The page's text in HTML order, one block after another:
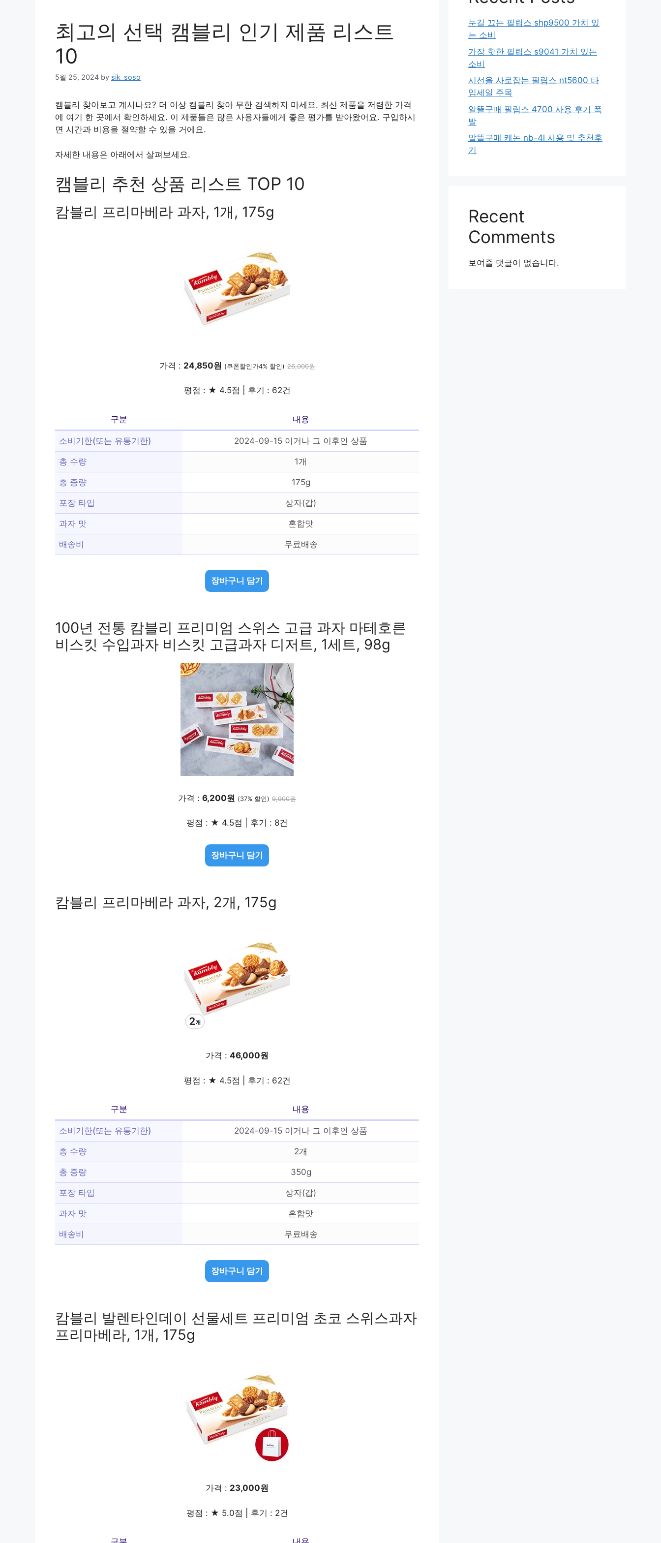
최고의 선택 캠블리 인기 제품 리스트
10
5월 25, 2024 by sik_soso
캠블리 찾아보고 계시나요? 더 이상 캠블리 찾아 무한 검색하지 마세요. 최신 제품을 저렴한 가격
에 여기 한 곳에서 확인하세요. 이 제품들은 많은 사용자들에게 좋은 평가를 받아왔어요. 구입하시
면 시간과 비용을 절약할 수 있을 거에요.
자세한 내용은 아래에서 살펴보세요.
캠블리 추천 상품 리스트 TOP 10
캄블리 프리마베라 과자, 1개, 175g
가격 : 24,850원 (쿠폰할인가4% 할인) 26,000원
평점 : ★ 4.5점 | 후기 : 62건
구분 내용
소비기한(또는 유통기한) 2024-09-15 이거나 그 이후인 상품
총 수량 1개
총 중량 175g
포장 타입 상자(갑)
과자 맛 혼합맛
배송비 무료배송
장바구니 담기
100년 전통 캄블리 프리미엄 스위스 고급 과자 마테호른
비스킷 수입과자 비스킷 고급과자 디저트, 1세트, 98g
가격 : 6,200원 (37% 할인) 9,900원
평점 : ★ 4.5점 | 후기 : 8건
장바구니 담기
캄블리 프리마베라 과자, 2개, 175g
가격 : 46,000원
평점 : ★ 4.5점 | 후기 : 62건
구분 내용
소비기한(또는 유통기한) 2024-09-15 이거나 그 이후인 상품
총 수량 2개
총 중량 350g
포장 타입 상자(갑)
과자 맛 혼합맛
배송비 무료배송
장바구니 담기
캄블리 발렌타인데이 선물세트 프리미엄 초코 스위스과자
프리마베라, 1개, 175g
가격 : 23,000원
평점 : ★ 5.0점 | 후기 : 2건
눈길 끄는 필립스 shp9500 가치 있
는 소비
가장 핫한 필립스 s9041 가치 있는
소비
시선을 사로잡는 필립스 nt5600 타
임세일 주목
알뜰구매 필립스 4700 사용 후기 폭
발
알뜰구매 캐논 nb-4l 사용 및 추천후
기
Recent
Comments
보여줄 댓글이 없습니다.